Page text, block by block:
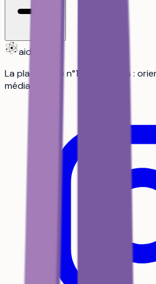
aiduka
La plateforme n°1 des lycéens :
média.